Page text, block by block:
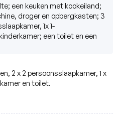
een keuken met kookeiland;
droger en opbergkasten; 3
1x 1-
een toilet en een
2 x 2 persoonsslaapkamer, 1 x
en toilet.